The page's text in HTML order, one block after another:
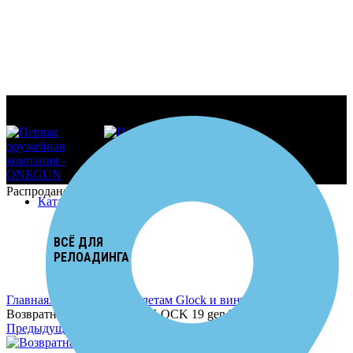
Каталог продукции
ВСЁ ДЛЯ
РЕЛОАДИНГА
Распродано
Увеличить
ГлавнаяЗапчасти к пистолетам Glock и винтовкам AR-15
Возвратная пружина для GLOCK 19 gen4
Предыдущий товар